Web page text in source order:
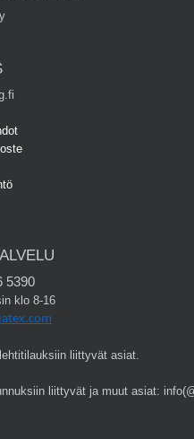
5390
klo 8-16
liittyvät asiat.
liittyvät ja muut asiat: